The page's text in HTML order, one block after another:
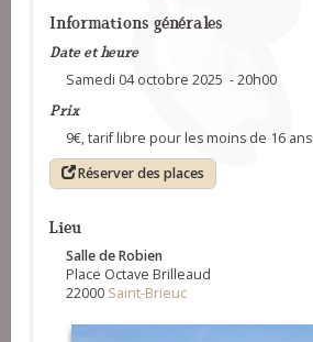
Informations générales
Date et heure
Samedi 04 octobre 2025 - 20h00
Prix
9€, tarif libre pour les moins de 16 ans
Réserver des places
Lieu
Salle de Robien
Place Octave Brilleaud
22000 Saint-Brieuc